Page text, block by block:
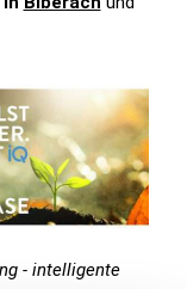
- intelligente